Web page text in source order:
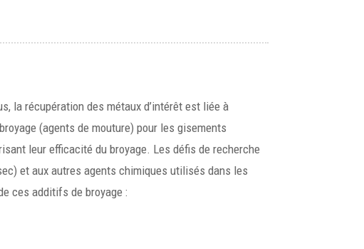
la récupération des métaux d’intérêt est liée à
(agents de mouture) pour les gisements
leur efficacité du broyage. Les défis de recherche
et aux autres agents chimiques utilisés dans les
ces additifs de broyage :